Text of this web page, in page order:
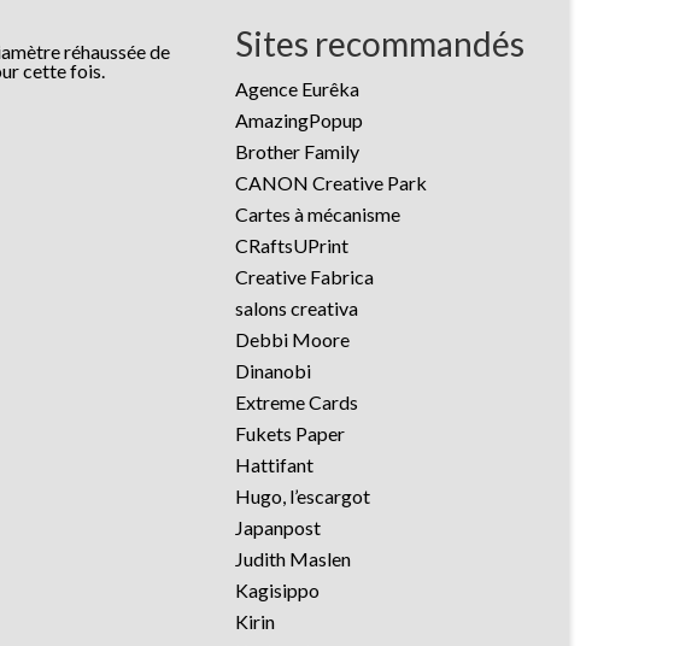
réhaussée de
cette fois.
Sites recommandés
Agence Eurêka
AmazingPopup
Brother Family
CANON Creative Park
Cartes à mécanisme
CRaftsUPrint
Creative Fabrica
salons creativa
Debbi Moore
Dinanobi
Extreme Cards
Fukets Paper
Hattifant
Hugo, l’escargot
Japanpost
Judith Maslen
Kagisippo
Kirin